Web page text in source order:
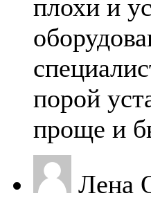
плохи и
порой
проще и
Лена